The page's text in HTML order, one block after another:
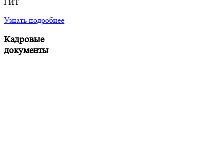
ГИТ
Узнать подробнее
Кадровые
документы